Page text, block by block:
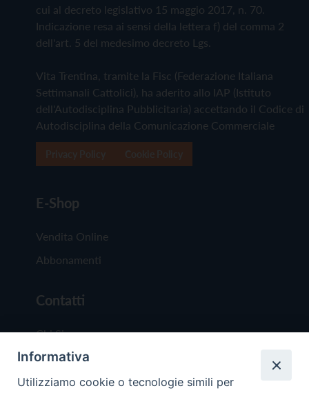
cui al decreto legislativo 15 maggio 2017, n. 70.
Indicazione resa ai sensi della lettera f) del comma 2
dell'art. 5 del medesimo decreto Lgs.
Vita Trentina, tramite la Fisc (Federazione Italiana
Settimanali Cattolici), ha aderito allo IAP (Istituto
dell'Autodisciplina Pubblicitaria) accettando il Codice di
Autodisciplina della Comunicazione Commerciale
E-Shop
Vendita Online
Abbonamenti
Contatti
Chi Siamo
Redazione
Scrivici
Informativa
Utilizziamo cookie o tecnologie simili per